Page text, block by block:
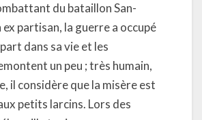
du bataillon San-
partisan, la guerre a occupé
dans sa vie et les
un peu ; très humain,
il considère que la misère est
petits larcins. Lors des